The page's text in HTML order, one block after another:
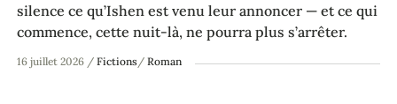
16 juillet 2026 / Fictions/ Roman
silence ce qu’Ishen est venu leur annoncer — et ce qui
commence, cette nuit-là, ne pourra plus s’arrêter.